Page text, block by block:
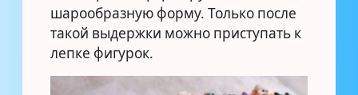
шарообразную форму. Только после
такой выдержки можно приступать к
лепке фигурок.